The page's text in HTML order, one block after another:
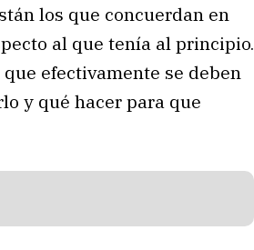
los que concuerdan en
al que tenía al principio.
efectivamente se deben
y qué hacer para que